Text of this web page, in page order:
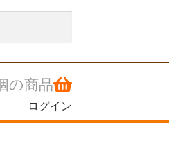
ログイン
の商品